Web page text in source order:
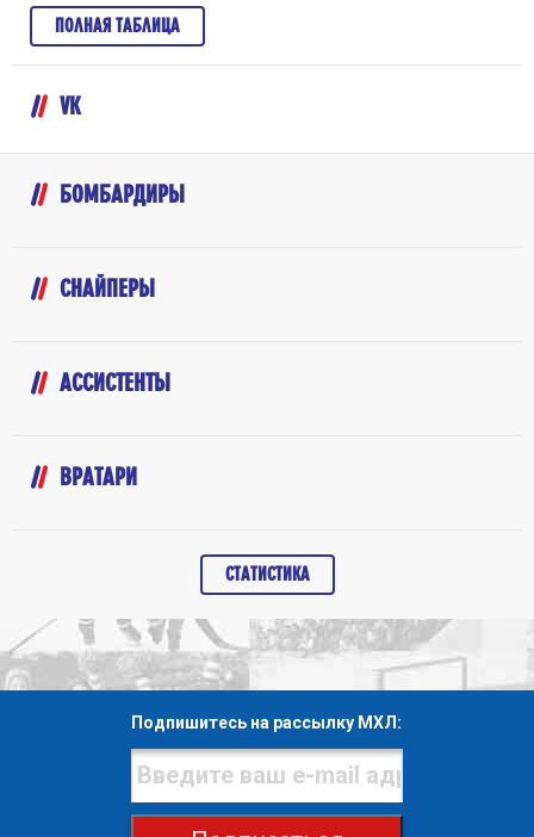
ПОЛНАЯ ТАБЛИЦА
VK
БОМБАРДИРЫ
СНАЙПЕРЫ
АССИСТЕНТЫ
ВРАТАРИ
СТАТИСТИКА
Подпишитесь на рассылку МХЛ: